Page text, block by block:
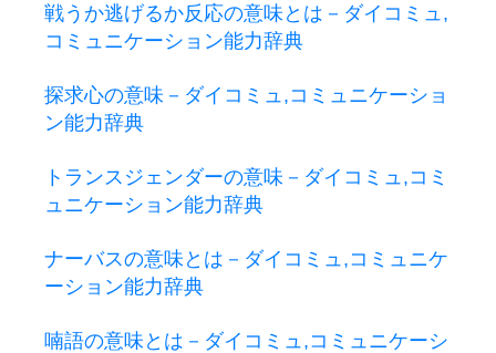
戦うか逃げるか反応の意味とは－ダイコミュ,
コミュニケーション能力辞典
探求心の意味－ダイコミュ,コミュニケーショ
ン能力辞典
トランスジェンダーの意味－ダイコミュ,コミ
ュニケーション能力辞典
ナーバスの意味とは－ダイコミュ,コミュニケ
ーション能力辞典
喃語の意味とは－ダイコミュ,コミュニケーシ